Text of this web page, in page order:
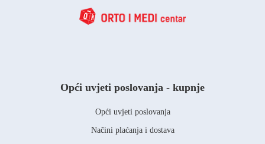
Opći uvjeti poslovanja - kupnje
Opći uvjeti poslovanja
Načini plaćanja i dostava